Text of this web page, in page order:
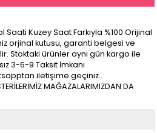
Saati Kuzey Saat Farkıyla %100 Orijinal
orjinal kutusu, garanti belgesi ve
Stoktaki ürünler aynı gün kargo ile
3-6-9 Taksit İmkanı
iletişime geçiniz..
MAĞAZALARIMIZDAN DA